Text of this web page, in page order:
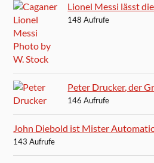
Lionel Messi lässt
148 Aufrufe
Peter Drucker, der
146 Aufrufe
John Diebold ist Mister
143 Aufrufe